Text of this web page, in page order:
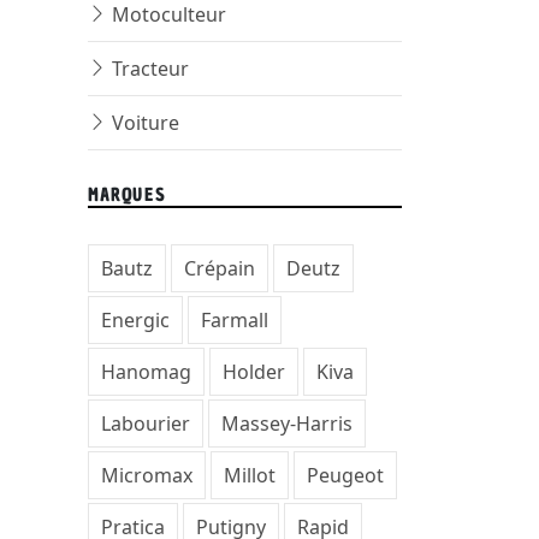
Motoculteur
Tracteur
Voiture
MARQUES
Bautz Crépain
Deutz
Energic
Farmall
Hanomag
Holder
Kiva
Labourier
Massey-Harris
Micromax
Millot
Peugeot
Pratica
Putigny Rapid